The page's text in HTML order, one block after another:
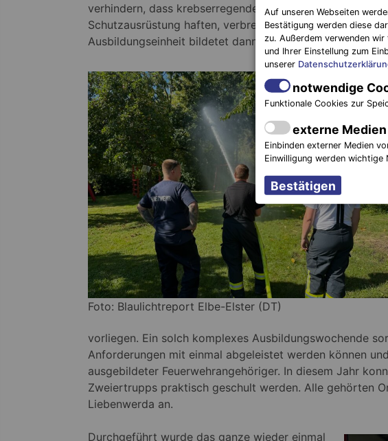
verhindern, dass krebserregende Partikel, welche sich
Schutzausrüstung haften, verbreitet oder gar in den
Ausbildungseinheit bildetet dann ein
Foto: Blaulichtreport Elbe-Elster (DT)
vorliegen. Ein solch komplexes Ausbildungswochende
Anforderungen mit einmal abgeleistet werden können
ausgebildeter Feuerwehrangehöriger. In diesem Jahr
Zweiertrupps praktisch geschult werden. Alle gehörten
Liebenwerda an.
Durchgeführt wurde das ganze wieder einmal
Auf unseren Webseiten
Bestätigung werden diese
zu. Außerdem verwenden
und Ihrer Einstellung zum
unserer
notwendige
Funktionale Cookies zur
externe Medien
Einbinden externer Medien
Einwilligung werden wichtige